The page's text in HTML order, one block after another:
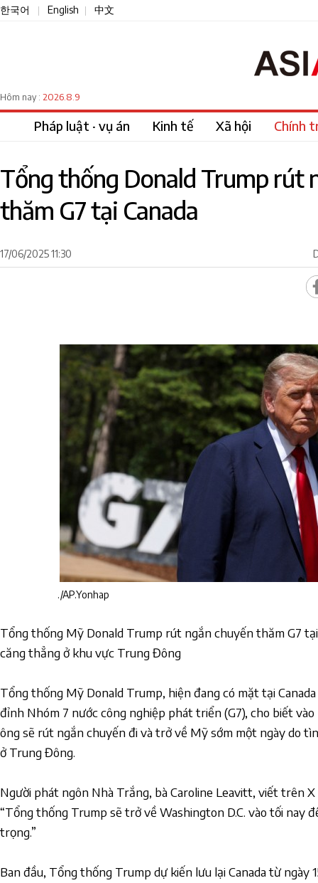
한국어 English 中文
Hôm nay : 2026.8.9
Pháp luật · vụ án Kinh tế Xã hội Chính
Tổng thống Donald Trump rút
thăm G7 tại Canada
17/06/2025 11:30
./AP.Yonhap
Tổng thống Mỹ Donald Trump rút ngắn chuyến thăm G7
căng thẳng ở khu vực Trung Đông
Tổng thống Mỹ Donald Trump, hiện đang có mặt tại
đỉnh Nhóm 7 nước công nghiệp phát triển (G7), cho biết
ông sẽ rút ngắn chuyến đi và trở về Mỹ sớm một ngày do
ở Trung Đông.
Người phát ngôn Nhà Trắng, bà Caroline Leavitt, viết trên
“Tổng thống Trump sẽ trở về Washington D.C. vào tối nay
trọng.”
Ban đầu, Tổng thống Trump dự kiến lưu lại Canada từ ngày